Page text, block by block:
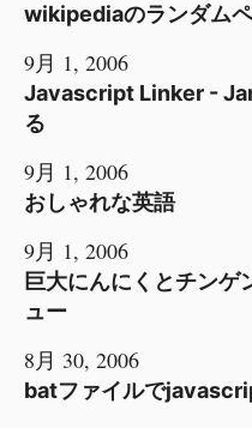
wikipediaのランダム
9月 1, 2006
Javascript Linker -
る
9月 1, 2006
おしゃれな英語
9月 1, 2006
巨大にんにくとチンゲ
ュー
8月 30, 2006
batファイルで